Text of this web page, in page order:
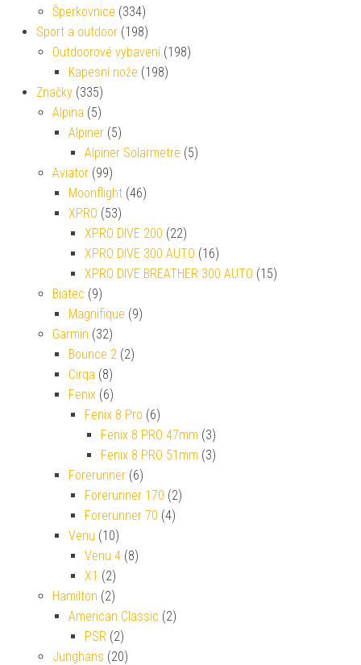
Šperkovnice (334)
Sport a outdoor (198)
Outdoorové vybavení (198)
Kapesní nože (198)
Značky (335)
Alpina (5)
Alpiner (5)
Alpiner Solarmetre (5)
Aviator (99)
Moonflight (46)
XPRO (53)
XPRO DIVE 200 (22)
XPRO DIVE 300 AUTO (16)
XPRO DIVE BREATHER 300 AUTO (15)
Biatec (9)
Magnifique (9)
Garmin (32)
Bounce 2 (2)
Cirqa (8)
Fenix (6)
Fenix 8 Pro (6)
Fenix 8 PRO 47mm (3)
Fenix 8 PRO 51mm (3)
Forerunner (6)
Forerunner 170 (2)
Forerunner 70 (4)
Venu (10)
Venu 4 (8)
X1 (2)
Hamilton (2)
American Classic (2)
PSR (2)
Junghans (20)